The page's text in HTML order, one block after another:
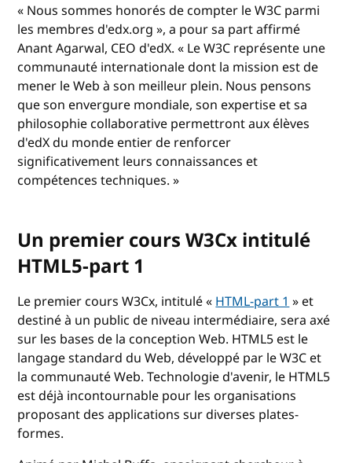
« Nous sommes honorés de compter le W3C parmi
les membres d'edx.org », a pour sa part affirmé
Anant Agarwal, CEO d'edX. « Le W3C représente une
communauté internationale dont la mission est de
mener le Web à son meilleur plein. Nous pensons
que son envergure mondiale, son expertise et sa
philosophie collaborative permettront aux élèves
d'edX du monde entier de renforcer
significativement leurs connaissances et
compétences techniques. »
Un premier cours W3Cx intitulé
HTML5-part 1
Le premier cours W3Cx, intitulé «HTML-part 1» et
destiné à un public de niveau intermédiaire, sera axé
sur les bases de la conception Web. HTML5 est le
langage standard du Web, développé par le W3C et
la communauté Web. Technologie d'avenir, le HTML5
est déjà incontournable pour les organisations
proposant des applications sur diverses plates-
formes.